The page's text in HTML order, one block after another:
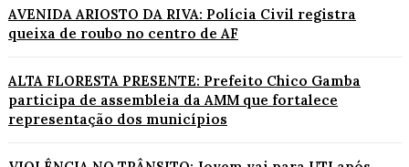
AVENIDA ARIOSTO DA RIVA: Polícia Civil registra
queixa de roubo no centro de AF
ALTA FLORESTA PRESENTE: Prefeito Chico Gamba
participa de assembleia da AMM que fortalece
representação dos municípios